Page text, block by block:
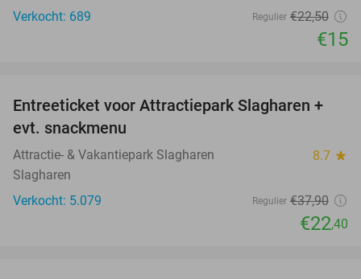
Verkocht: 689
Regulier €22,50
€15
41%
Entreeticket voor Attractiepark Slagharen +
evt. snackmenu
Attractie- & Vakantiepark Slagharen 8.7 star
Slagharen
Verkocht: 5.079
Regulier €37,90
€22,40